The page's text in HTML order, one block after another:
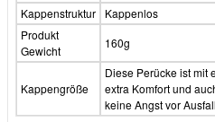
Kappenstruktur
Kappenlos
Produkt
Gewicht
160g
Kappengröße
Diese Perücke ist mit
extra Komfort und
keine Angst vor